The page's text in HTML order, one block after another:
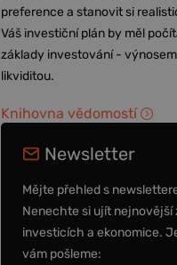
preference a stanovit si
Váš investiční plán by měl
základy investování -
likviditou.
Knihovna vědomostí
Newsletter
Mějte přehled s
Nenechte si ujít nejnovější
investicích a ekonomice.
vám pošleme: